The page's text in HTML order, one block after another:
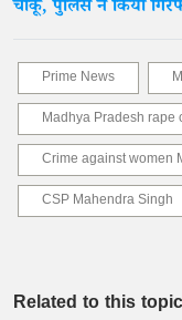
चाकू, पुलिस ने किया
Prime News
Madhya Pradesh rape
Crime against women
CSP Mahendra Singh
Related to this